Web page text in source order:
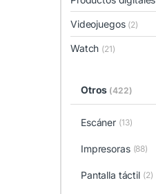
Videojuegos (2)
Watch (21)
Otros (422)
Escáner (13)
Impresoras (88)
Pantalla táctil (2)